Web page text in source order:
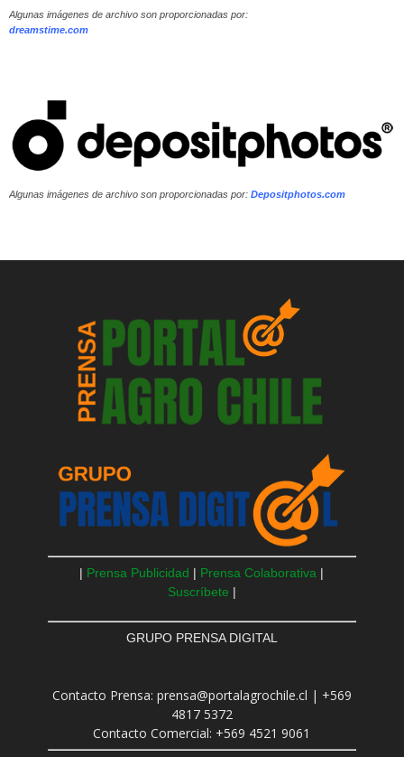
Algunas imágenes de archivo son proporcionadas por:
dreamstime.com
Algunas imágenes de archivo son proporcionadas por: Depositphotos.com
| Prensa Publicidad | Prensa Colaborativa |
Suscríbete |
GRUPO PRENSA DIGITAL
Contacto Prensa: prensa@portalagrochile.cl | +569
4817 5372
Contacto Comercial: +569 4521 9061